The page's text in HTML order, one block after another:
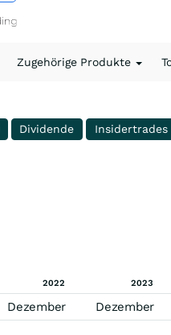
Zugehörige Produkte
Dividende Insidertrades
2022 2023
Dezember Dezember